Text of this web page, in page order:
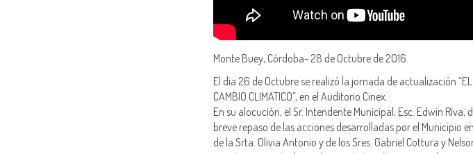
Monte Buey, Córdoba- 28 de Octubre de 2016.
El día 26 de Octubre se realizó la jornada de actualización “EL
CAMBIO CLIMATICO”, en el Auditorio Cinex.
En su alocución, el Sr. Intendente Municipal, Esc. Edwin
breve repaso de las acciones desarrolladas por el Municipio
de la Srta. Olivia Antonio y de los Sres. Gabriel Cottura y